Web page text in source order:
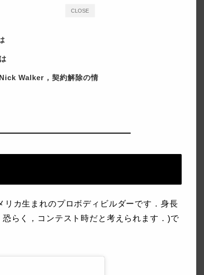
CLOSE
Walker，契約解除の情
カ生まれのプロボディビルダーです．身長
らく，コンテスト時だと考えられます．)で